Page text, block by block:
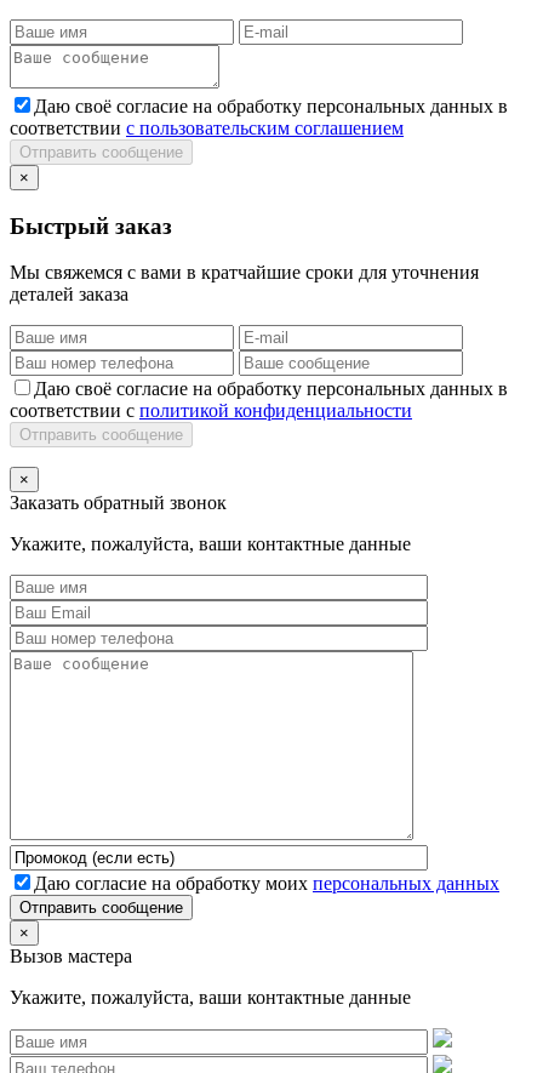
Даю своё согласие на обработку персональных данных в
соответствии с пользовательским соглашением
Отправить сообщение
×
Быстрый заказ
Мы свяжемся с вами в кратчайшие сроки для уточнения
деталей заказа
Даю своё согласие на обработку персональных данных в
соответствии с политикой конфиденциальности
Отправить сообщение
×
Заказать обратный звонок
Укажите, пожалуйста, ваши контактные данные
Даю согласие на обработку моих персональных данных
Отправить сообщение
×
Вызов мастера
Укажите, пожалуйста, ваши контактные данные